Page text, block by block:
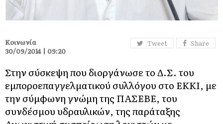
Tweet Share
Κοινωνία
30/09/2014 | 09:20
Στην σύσκεψη που διοργάνωσε το Δ.Σ. του
εμποροεπαγγελματικού συλλόγου στο ΕΚΚΙ, με
την σύμφωνη γνώμη της ΠΑΣΕΒΕ, του
συνδέσμου υδραυλικών, της παράταξης